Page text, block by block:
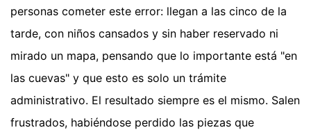
personas cometer este error: llegan a las cinco de la
tarde, con niños cansados y sin haber reservado ni
mirado un mapa, pensando que lo importante está "en
las cuevas" y que esto es solo un trámite
administrativo. El resultado siempre es el mismo. Salen
frustrados, habiéndose perdido las piezas que